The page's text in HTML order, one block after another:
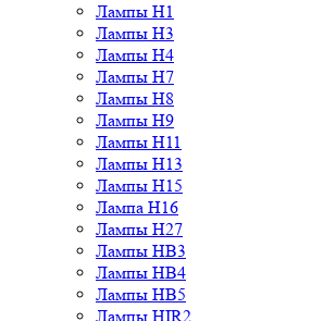
Лампы H1
Лампы H3
Лампы H4
Лампы H7
Лампы H8
Лампы H9
Лампы H11
Лампы H13
Лампы H15
Лампа H16
Лампы H27
Лампы HB3
Лампы HB4
Лампы HB5
Лампы HIR2